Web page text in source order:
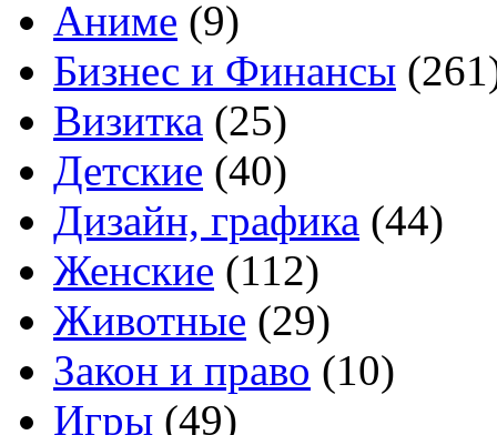
Аниме (9)
Бизнес и Финансы
Визитка (25)
Детские (40)
Дизайн, графика (44)
Женские (112)
Животные (29)
Закон и право (10)
Игры (49)